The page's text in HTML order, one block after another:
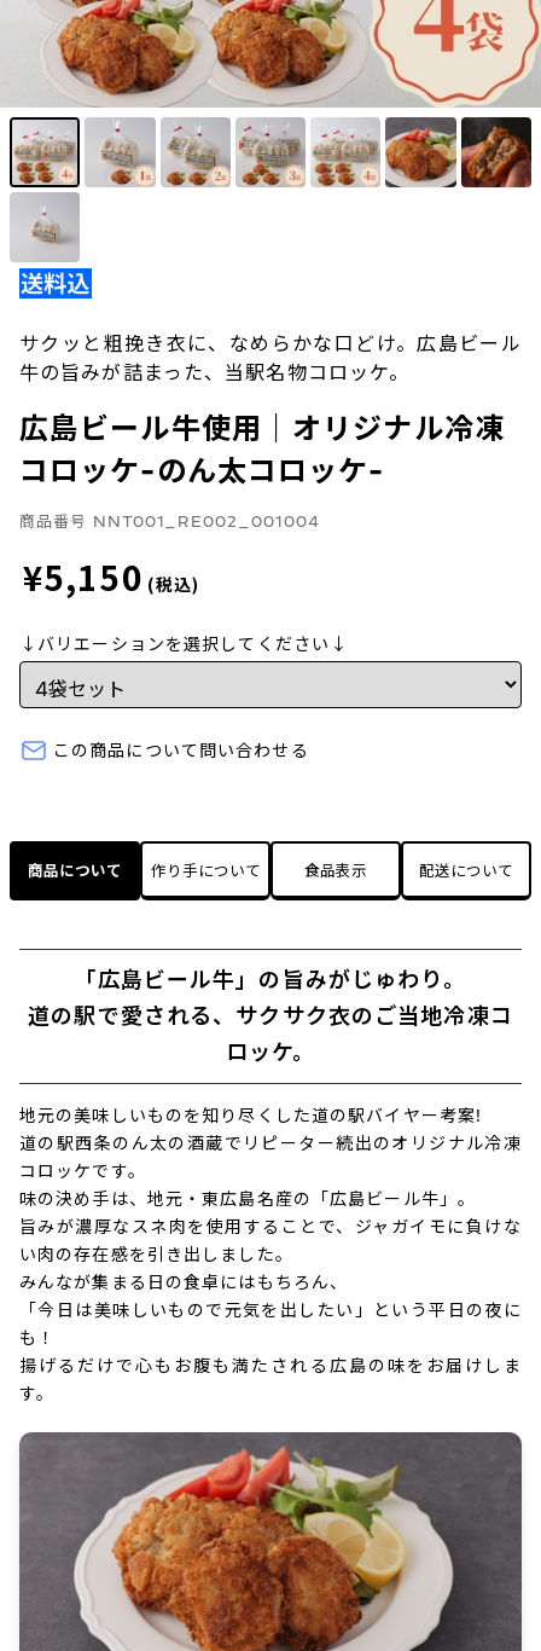
サクッと粗挽き衣に、なめらかな口どけ。広島ビール
牛の旨みが詰まった、当駅名物コロッケ。
広島ビール牛使用｜オリジナル冷凍
コロッケ-のん太コロッケ-
商品番号 NNT001_RE002_001004
¥5,150 (税込)
↓バリエーションを選択してください↓
この商品について問い合わせる
商品について 作り手について 食品表示 配送について
「広島ビール牛」の旨みがじゅわり。
道の駅で愛される、サクサク衣のご当地冷凍コ
ロッケ。
地元の美味しいものを知り尽くした道の駅バイヤー考案!
道の駅西条のん太の酒蔵でリピーター続出のオリジナル冷凍
コロッケです。
味の決め手は、地元・東広島名産の「広島ビール牛」。
旨みが濃厚なスネ肉を使用することで、ジャガイモに負けな
い肉の存在感を引き出しました。
みんなが集まる日の食卓にはもちろん、
「今日は美味しいもので元気を出したい」という平日の夜に
も！
揚げるだけで心もお腹も満たされる広島の味をお届けしま
す。